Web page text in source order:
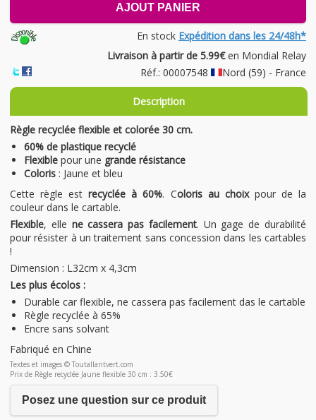
AJOUT PANIER
En stock Expédition dans les 24/48h*
Livraison à partir de 5.99€en Mondial Relay
Réf.: 00007548
Nord (59) - France
Description
Règle recyclée flexible et colorée 30 cm.
60% de plastique recyclé
Flexible pour une grande résistance
Coloris : Jaune et bleu
Cette règle estrecyclée à 60%. Coloris au choix pour de la
couleur dans le cartable.
Flexible, elle ne cassera pas facilement. Un gage de durabilité
pour résister à un traitement sans concession dans les cartables
!
Dimension : L32cm x 4,3cm
Les plus écolos :
Durable car flexible, ne cassera pas facilement das le cartable
Règle recyclée à 65%
Encre sans solvant
Fabriqué en Chine
Textes et images © Toutallantvert.com
Prix de Règle recyclée Jaune flexible 30 cm : 3.50€
Posez une question sur ce produit